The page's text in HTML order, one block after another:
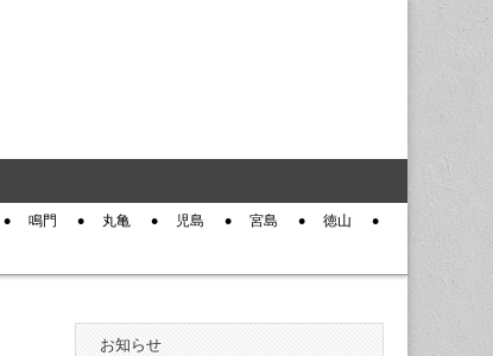
鳴門 丸亀 児島 宮島 徳山
お知らせ